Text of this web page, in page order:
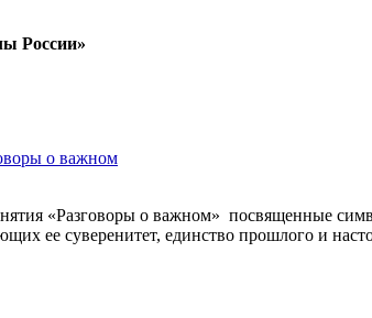
России»
о важном
«Разговоры о важном» посвященные
ее суверенитет, единство прошлого и